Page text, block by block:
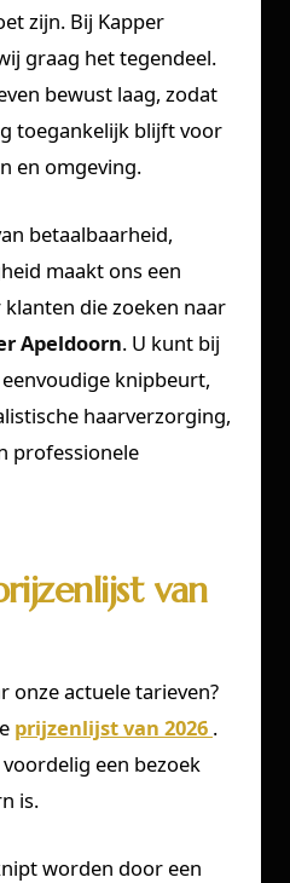
zijn. Bij Kapper
graag het tegendeel.
bewust laag, zodat
toegankelijk blijft voor
en omgeving.
betaalbaarheid,
maakt ons een
die zoeken naar
Apeldoorn. U kunt bij
knipbeurt,
haarverzorging,
professionele
van
onze actuele tarieven?
prijzenlijst van 2026 .
een bezoek
is.
worden door een